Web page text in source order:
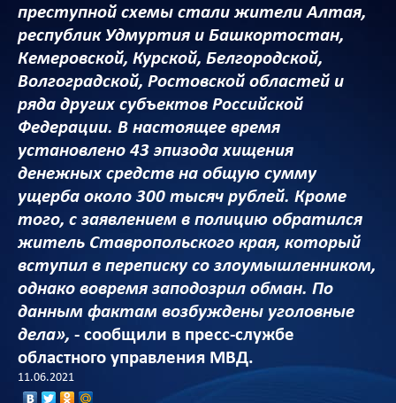
преступной схемы стали жители Алтая,
республик Удмуртия и Башкортостан,
Кемеровской, Курской, Белгородской,
Волгоградской, Ростовской областей и
ряда других субъектов Российской
Федерации. В настоящее время
установлено 43 эпизода хищения
денежных средств на общую сумму
ущерба около 300 тысяч рублей. Кроме
того, с заявлением в полицию обратился
житель Ставропольского края, который
вступил в переписку со злоумышленником,
однако вовремя заподозрил обман. По
данным фактам возбуждены уголовные
дела», - сообщили в пресс-службе
областного управления МВД.
11.06.2021